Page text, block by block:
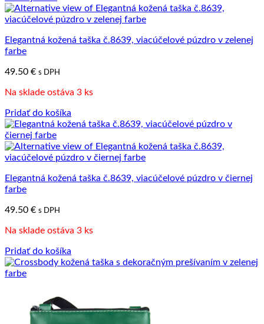
Elegantná kožená taška č.8639, viacúčelové púzdro v zelenej
farbe
49.50 € s DPH
Na sklade ostáva 3 ks
Pridať do košíka
Elegantná kožená taška č.8639, viacúčelové púzdro v čiernej
farbe
49.50 € s DPH
Na sklade ostáva 3 ks
Pridať do košíka